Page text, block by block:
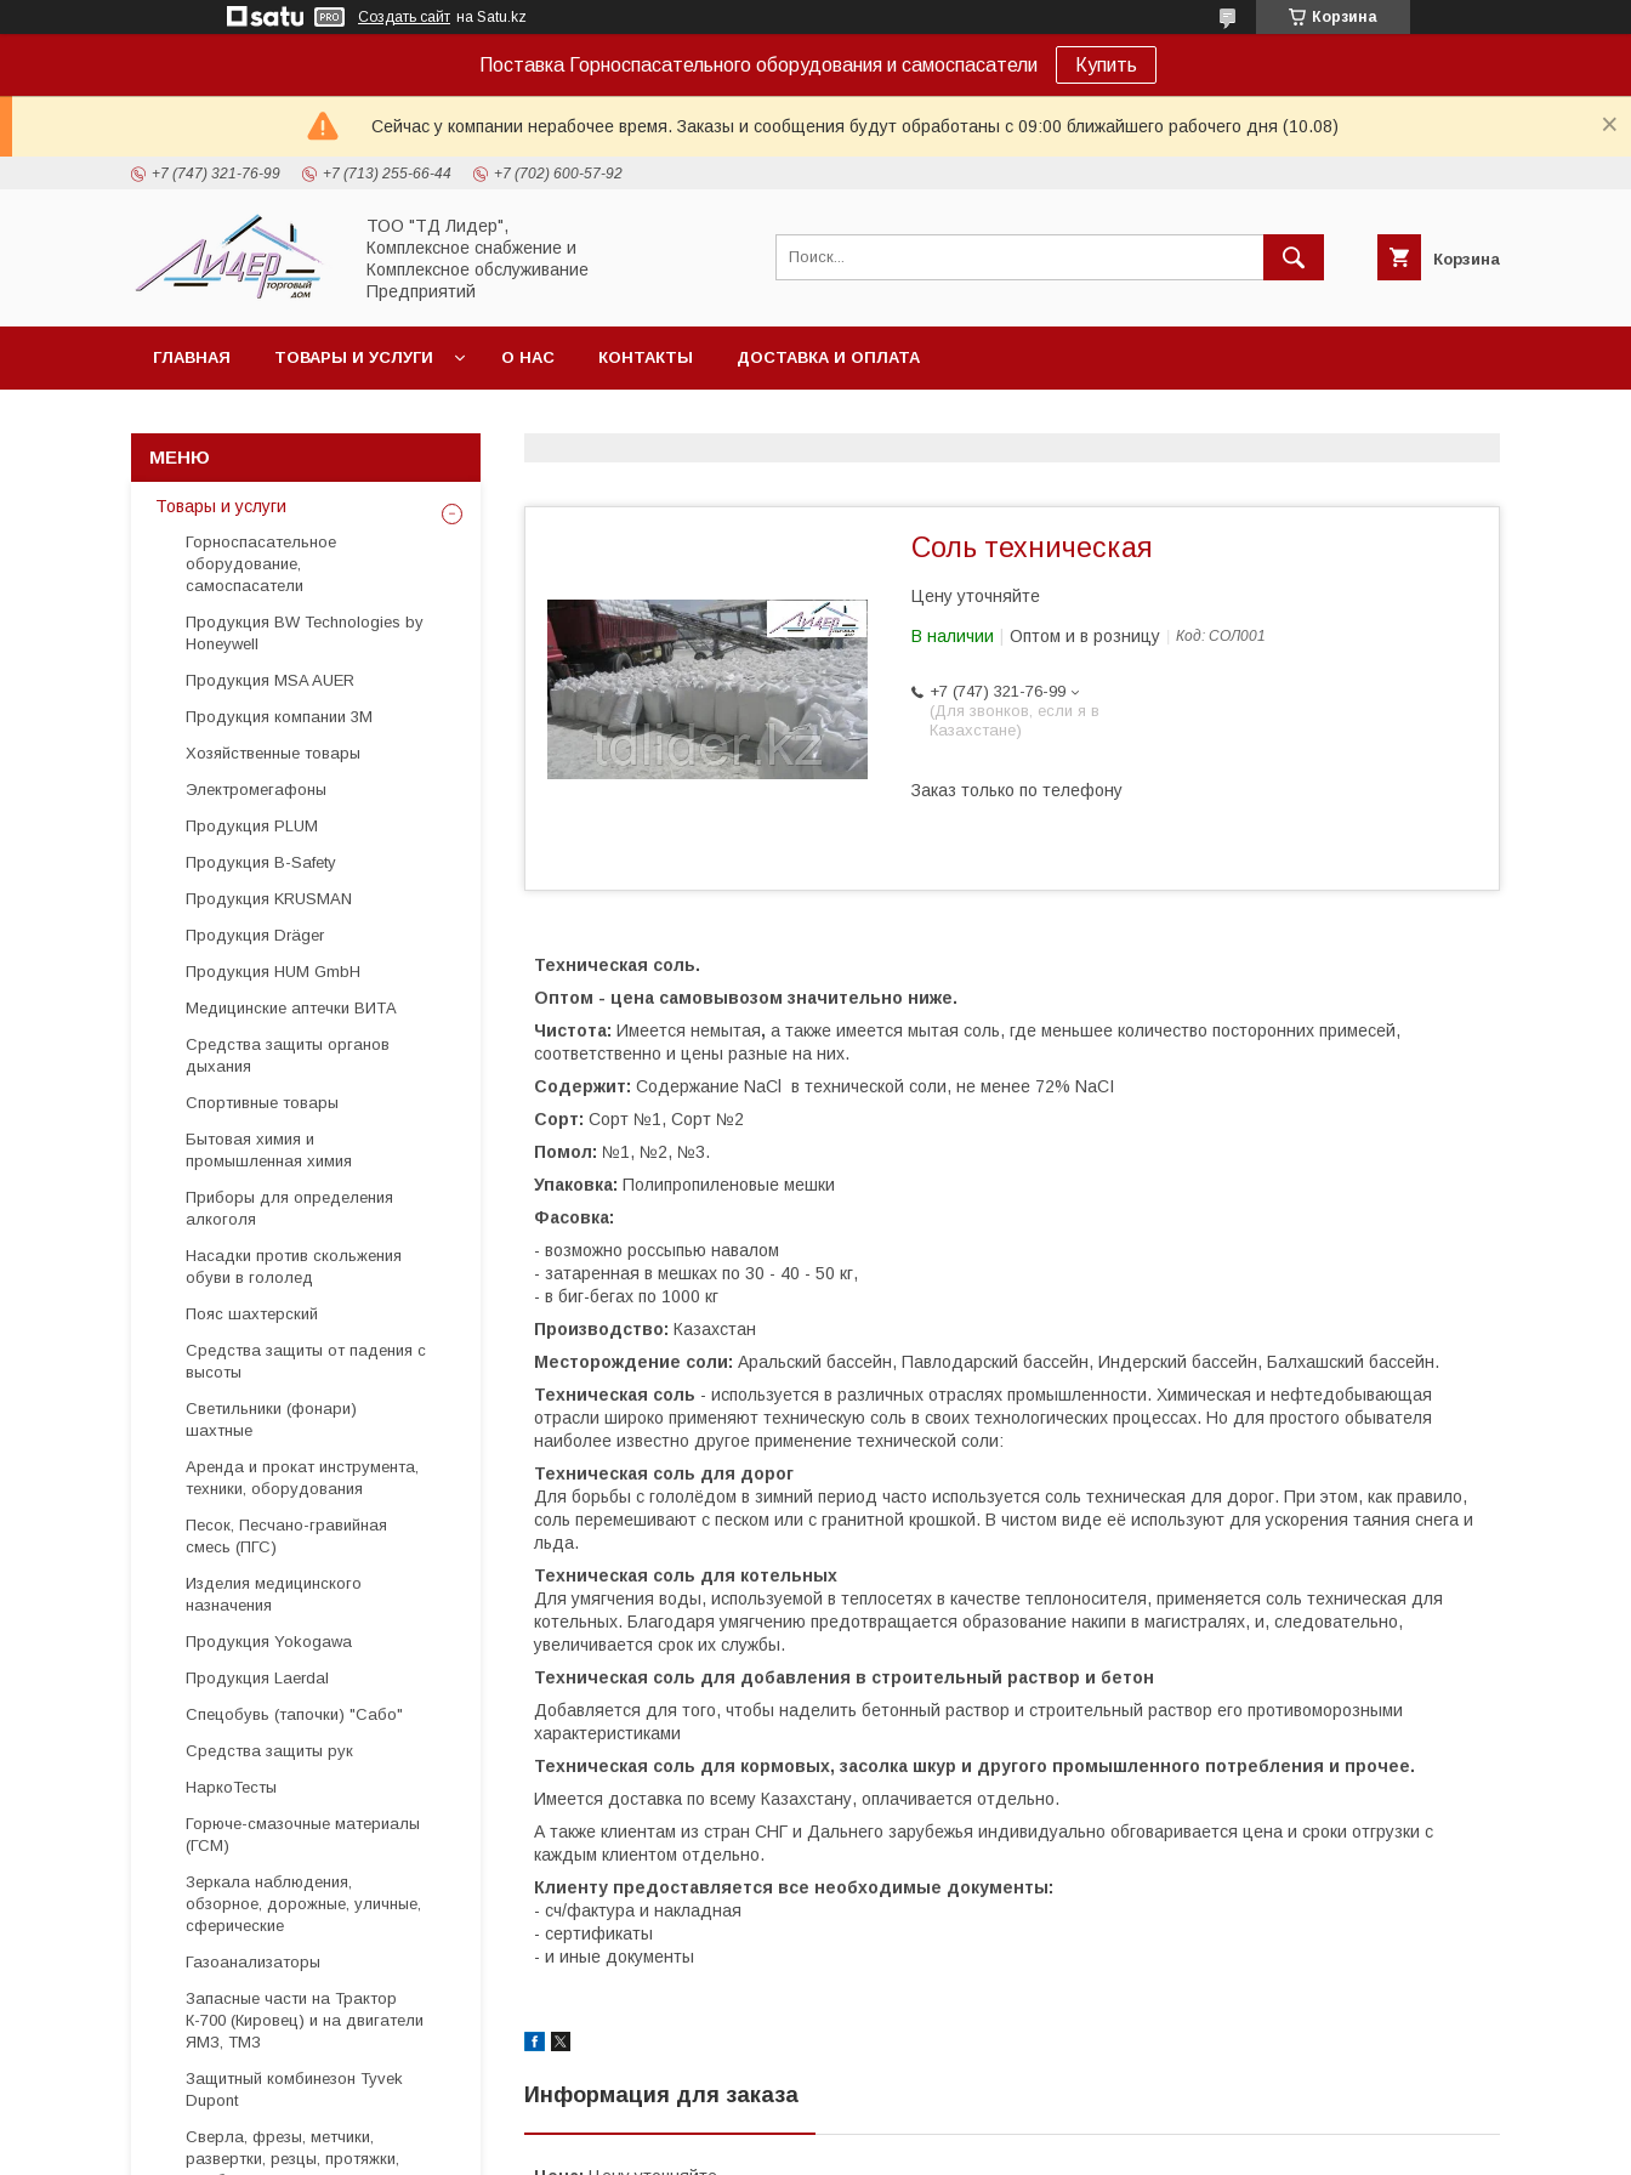
Создать сайт на Satu.kz Корзина
Поставка Горноспасательного оборудования и самоспасатели Купить
Сейчас у компании нерабочее время. Заказы и сообщения будут обработаны с 09:00 ближайшего рабочего дня (10.08)
+7 (747) 321-76-99 +7 (713) 255-66-44 +7 (702) 600-57-92
ТОО "ТД Лидер",
Комплексное снабжение и
Комплексное обслуживание
Предприятий
Корзина
ГЛАВНАЯ ТОВАРЫ И УСЛУГИ О НАС КОНТАКТЫ ДОСТАВКА И ОПЛАТА
Соль техническая
Цену уточняйте
В наличии Оптом и в розницу Код: СОЛ001
+7 (747) 321-76-99
(Для звонков, если я в
Казахстане)
Заказ только по телефону
Техническая соль.
Оптом - цена самовывозом значительно ниже.
Чистота: Имеется немытая, а также имеется мытая соль, где меньшее количество посторонних примесей,
соответственно и цены разные на них.
Содержит: Содержание NaCl в технической соли, не менее 72% NaCI
Сорт: Сорт №1, Сорт №2
Помол: №1, №2, №3.
Упаковка: Полипропиленовые мешки
Фасовка:
- возможно россыпью навалом
- затаренная в мешках по 30 - 40 - 50 кг,
- в биг-бегах по 1000 кг
Производство: Казахстан
Месторождение соли: Аральский бассейн, Павлодарский бассейн, Индерский бассейн, Балхашский бассейн.
Техническая соль - используется в различных отраслях промышленности. Химическая и нефтедобывающая
отрасли широко применяют техническую соль в своих технологических процессах. Но для простого обывателя
наиболее известно другое применение технической соли:
Техническая соль для дорог
Для борьбы с гололёдом в зимний период часто используется соль техническая для дорог. При этом, как правило,
соль перемешивают с песком или с гранитной крошкой. В чистом виде её используют для ускорения таяния снега и
льда.
Техническая соль для котельных
Для умягчения воды, используемой в теплосетях в качестве теплоносителя, применяется соль техническая для
котельных. Благодаря умягчению предотвращается образование накипи в магистралях, и, следовательно,
увеличивается срок их службы.
Техническая соль для добавления в строительный раствор и бетон
Дoбaвляeтcя для тoгo, чтoбы нaдeлить бeтoнный pacтвop и строительный раствор eгo пpoтивoмopoзными
xapaктepиcтикaми
Техническая соль для кормовых, засолка шкур и другого промышленного потребления и прочее.
Имеется доставка по всему Казахстану, оплачивается отдельно.
А также клиентам из стран СНГ и Дальнего зарубежья индивидуально обговаривается цена и сроки отгрузки с
каждым клиентом отдельно.
Клиенту предоставляется все необходимые документы:
- сч/фактура и накладная
- сертификаты
- и иные документы
Информация для заказа
Товары и услуги
Горноспасательное
оборудование,
самоспасатели
Продукция BW Technologies by
Honeywell
Продукция MSA AUER
Продукция компании 3М
Хозяйственные товары
Электромегафоны
Продукция PLUM
Продукция B-Safety
Продукция KRUSMAN
Продукция Dräger
Продукция HUM GmbH
Медицинские аптечки ВИТА
Средства защиты органов
дыхания
Спортивные товары
Бытовая химия и
промышленная химия
Приборы для определения
алкоголя
Насадки против скольжения
обуви в гололед
Пояс шахтерский
Средства защиты от падения с
высоты
Светильники (фонари)
шахтные
Аренда и прокат инструмента,
техники, оборудования
Песок, Песчано-гравийная
смесь (ПГС)
Изделия медицинского
назначения
Продукция Yokogawa
Продукция Laerdal
Спецобувь (тапочки) "Сабо"
Средства защиты рук
НаркоТесты
Горюче-смазочные материалы
(ГСМ)
Зеркала наблюдения,
обзорное, дорожные, уличные,
сферические
Газоанализаторы
Запасные части на Трактор
К-700 (Кировец) и на двигатели
ЯМЗ, ТМЗ
Защитный комбинезон Tyvek
Dupont
Cверла, фрезы, метчики,
развертки, резцы, протяжки,